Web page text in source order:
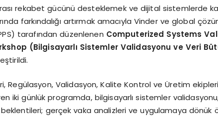
rekabet gücünü desteklemek ve dijital sistemlerde
farkındalığı artırmak amacıyla Vinder ve global
tarafından düzenlenen Computerized Systems
(Bilgisayarlı Sistemler Validasyonu ve Veri
Regülasyon, Validasyon, Kalite Kontrol ve Üretim
iki günlük programda, bilgisayarlı sistemler
gerçek vaka analizleri ve uygulamaya dönük